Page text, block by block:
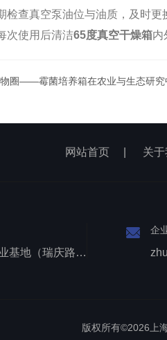
查真空泵油位与油质，及时
次使用后清洁65度真空干燥箱内
圈——霉菌培养箱在农业与生态研究
网站首页 关
上海张江医疗器械产业基地（瑞庆路528号）
企
版权所有©2026